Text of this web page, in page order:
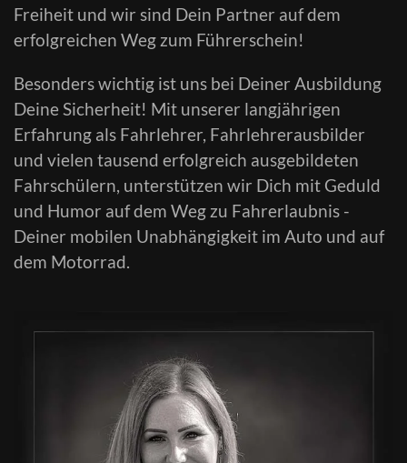
Freiheit und wir sind Dein Partner auf dem
erfolgreichen Weg zum Führerschein!
Besonders wichtig ist uns bei Deiner Ausbildung
Deine Sicherheit! Mit unserer langjährigen
Erfahrung als Fahrlehrer, Fahrlehrerausbilder
und vielen tausend erfolgreich ausgebildeten
Fahrschülern, unterstützen wir Dich mit Geduld
und Humor auf dem Weg zu Fahrerlaubnis -
Deiner mobilen Unabhängigkeit im Auto und auf
dem Motorrad.